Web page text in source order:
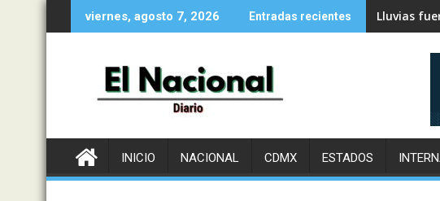
al
viernes, agosto 7, 2026 Entradas recientes Lluvias
INICIO NACIONAL CDMX ESTADOS